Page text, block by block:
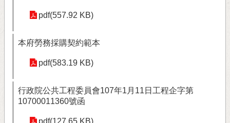
pdf(557.92 KB)
本府勞務採購契約範本
pdf(583.19 KB)
行政院公共工程委員會107年1月11日工程企字第
10700011360號函
pdf(127.65 KB)